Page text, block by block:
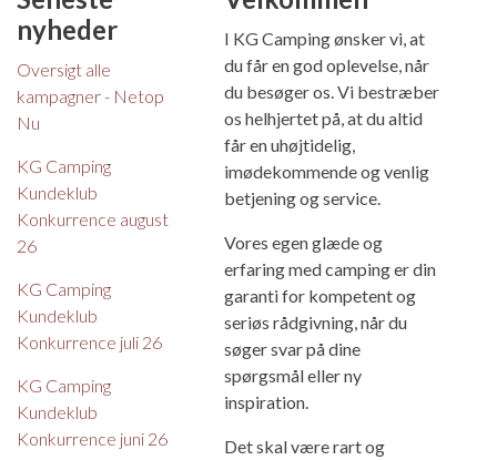
nyheder
Oversigt alle
kampagner - Netop
Nu
KG Camping
Kundeklub
Konkurrence august
26
KG Camping
Kundeklub
Konkurrence juli 26
KG Camping
Kundeklub
Konkurrence juni 26
I KG Camping ønsker vi, at
du får en god oplevelse, når
du besøger os. Vi bestræber
os helhjertet på, at du altid
får en uhøjtidelig,
imødekommende og venlig
betjening og service.
Vores egen glæde og
erfaring med camping er din
garanti for kompetent og
seriøs rådgivning, når du
søger svar på dine
spørgsmål eller ny
inspiration.
Det skal være rart og